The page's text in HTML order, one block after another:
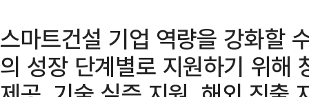
스마트건설 기업 역량을 강화할
의 성장 단계별로 지원하기 위해